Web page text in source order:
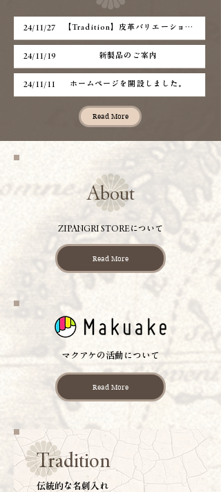
24/11/27 【Tradition】皮革バリエーション追加しました。
24/11/19 新製品のご案内
24/11/11 ホームページを開設しました。
Read More
About
ZIPANGRI STOREについて
Read More
マクアケの活動について
Read More
Tradition
伝統的な名刺入れ